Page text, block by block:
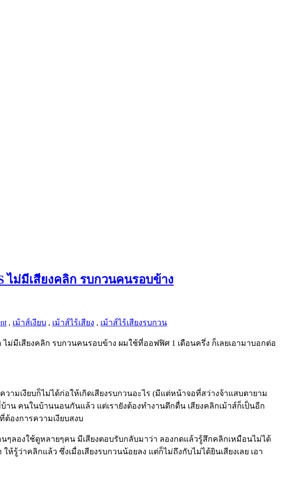
ไม่มีเสียงคลิก รบกวนคนรอบข้าง
, เม้าส์เงียบ , เม้าส์ไร้เสียง , เม้าส์ไร้เสียงรบกวน
ไม่มีเสียงคลิก รบกวนคนรอบข้าง ผมใช้ที่ออฟฟิศ 1 เดือนครึ่ง ก็เลยเอามาบอกต่อ
ามเงียบก็ไม่ได้ก่อให้เกิดเสียงรบกวนอะไร (มีแต่หน้าจอที่สว่างจ้าแสบตายาม
คนในบ้านนอนกันแล้ว แต่เรายังต้องทำงานดึกดื่น เสียงคลิกเม้าส์ก็เป็นอีก
องการความเงียบสงบ
ๆลองใช้ดูหลายๆคน มีเสียงตอบรับกลับมาว่า ลองกดแล้วรู้สึกคลิกเหมือนไม่ได้
รู้ว่าคลิกแล้ว ซึ่งเมื่อเสียงรบกวนน้อยลง แต่ก็ไม่ถึงกับไม่ได้ยินเสียงเลย เอา